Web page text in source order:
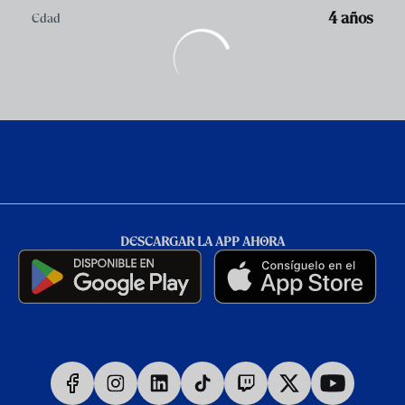
Edad 4 años
DESCARGAR LA APP AHORA